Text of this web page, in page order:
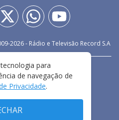
2026- Rádio e Televisão Record S.A
PRIVACIDADE
DE USO
para
de navegação de
Privacidade.